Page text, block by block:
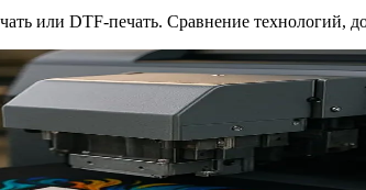
или DTF-печать. Сравнение технологий,